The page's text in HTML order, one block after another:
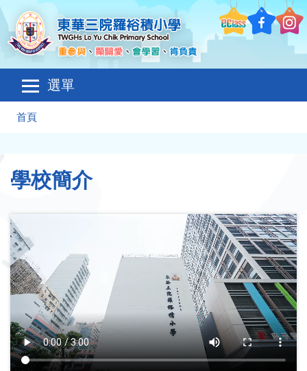
移至主內容
選單
Main
navigation
導
結
首頁
學校簡介